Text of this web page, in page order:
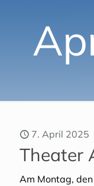
7. April 2025
Theater
Am Montag,